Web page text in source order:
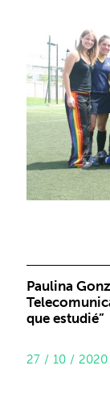
Paulina
que estudié”
27 / 10 / 2020